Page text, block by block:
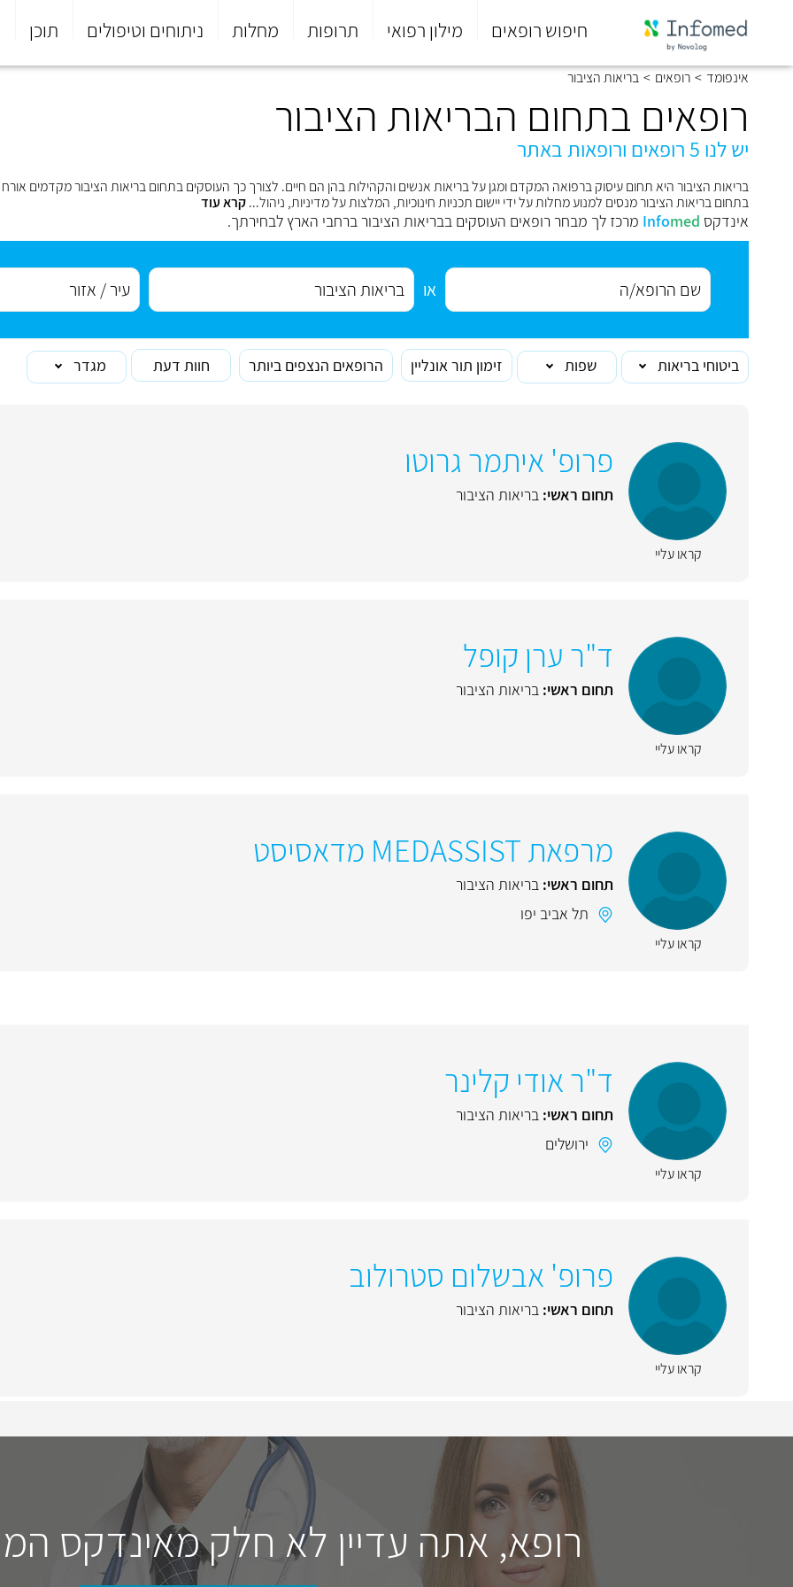
חיפוש רופאים מילון רפואי תרופות מחלות ניתוחים וטיפולים תוכן
סוף
התפריט
אינפומד > רופאים > בריאות הציבור
רופאים בתחום הבריאות הציבור
יש לנו 5 רופאים ורופאות באתר
בריאות הציבור היא תחום עיסוק ברפואה המקדם ומגן על בריאות אנשים והקהילות בהן הם חיים. לצורך כך העוסקים בתחום בריאות הציבור מקדמים
בתחום בריאות הציבור מנסים למנוע מחלות על ידי יישום תכניות חינוכיות, המלצות על מדיניות, ניהול...קרא עוד
אינדקס Infomed מרכז לך מבחר רופאים העוסקים בבריאות הציבור ברחבי הארץ לבחירתך.
או
ביטוחי בריאות שפות זימון תור אונליין הרופאים הנצפים ביותר חוות דעת מגדר
קראו עליי
פרופ' איתמר גרוטו
תחום ראשי: בריאות הציבור
קראו עליי
ד"ר ערן קופל
תחום ראשי: בריאות הציבור
קראו עליי
מרפאת MEDASSIST מדאסיסט
תחום ראשי: בריאות הציבור
תל אביב יפו
קראו עליי
ד"ר אודי קלינר
תחום ראשי: בריאות הציבור
ירושלים
קראו עליי
פרופ' אבשלום סטרולוב
תחום ראשי: בריאות הציבור
רופא, אתה עדיין לא חלק מאינדקס